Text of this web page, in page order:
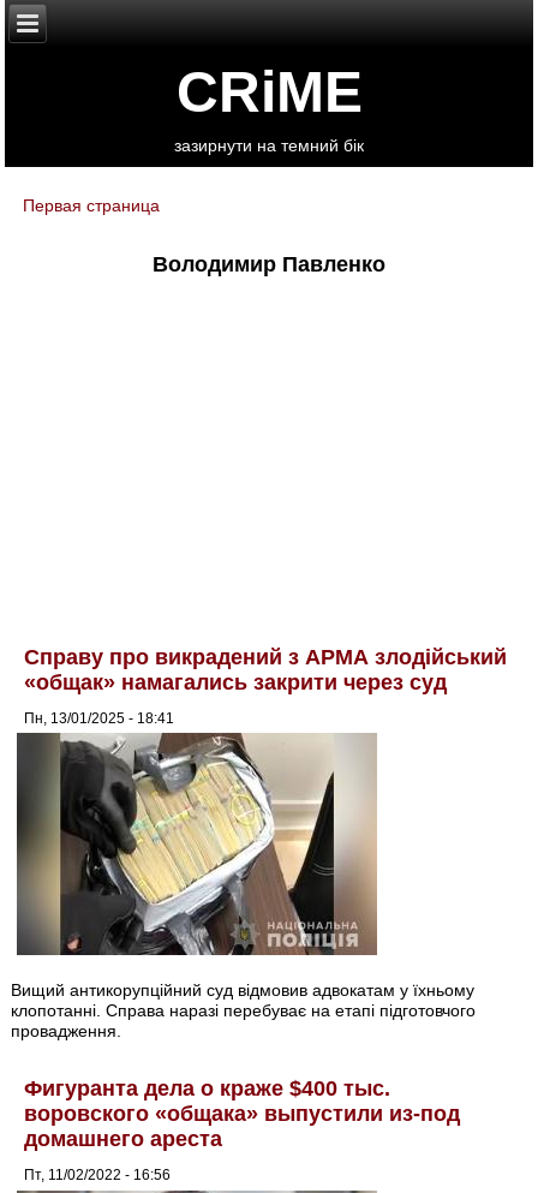
CRiME
зазирнути на темний бік
You are here
Первая страница
Володимир Павленко
Справу про викрадений з АРМА злодійський
«общак» намагались закрити через суд
Пн, 13/01/2025 - 18:41
Вищий антикорупційний суд відмовив адвокатам у їхньому
клопотанні. Справа наразі перебуває на етапі підготовчого
провадження.
Фигуранта дела о краже $400 тыс.
воровского «общака» выпустили из-под
домашнего ареста
Пт, 11/02/2022 - 16:56